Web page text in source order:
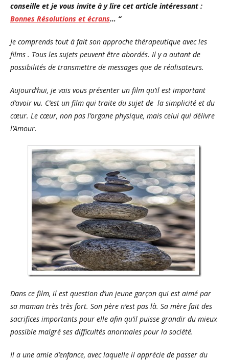
conseille et je vous invite à y lire cet article intéressant :
Bonnes Résolutions et écrans… “
Je comprends tout à fait son approche thérapeutique avec les
films . Tous les sujets peuvent être abordés. Il y a autant de
possibilités de transmettre de messages que de réalisateurs.
Aujourd’hui, je vais vous présenter un film qu’il est important
d’avoir vu. C’est un film qui traite du sujet de la simplicité et du
cœur. Le cœur, non pas l’organe physique, mais celui qui délivre
l’Amour.
Dans ce film, il est question d’un jeune garçon qui est aimé par
sa maman très très fort. Son père n’est pas là. Sa mère fait des
sacrifices importants pour elle afin qu’il puisse grandir du mieux
possible malgré ses difficultés anormales pour la société.
Il a une amie d’enfance, avec laquelle il apprécie de passer du